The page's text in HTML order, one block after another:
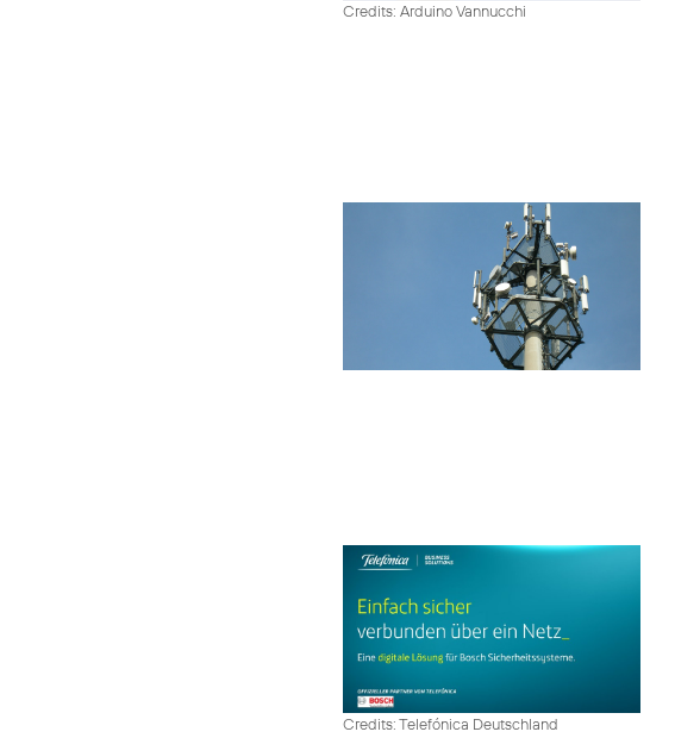
Credits: Arduino Vannucchi
Credits: Telefónica Deutschland